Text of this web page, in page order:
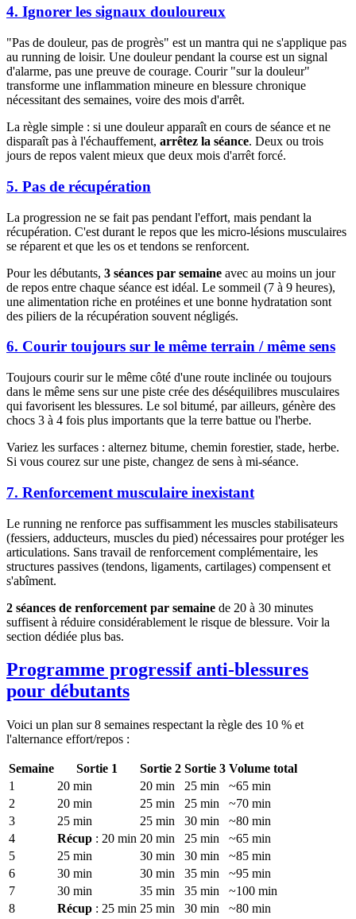
4. Ignorer les signaux douloureux
"Pas de douleur, pas de progrès" est un mantra qui ne s'applique pas
au running de loisir. Une douleur pendant la course est un signal
d'alarme, pas une preuve de courage. Courir "sur la douleur"
transforme une inflammation mineure en blessure chronique
nécessitant des semaines, voire des mois d'arrêt.
La règle simple : si une douleur apparaît en cours de séance et ne
disparaît pas à l'échauffement, arrêtez la séance. Deux ou trois
jours de repos valent mieux que deux mois d'arrêt forcé.
5. Pas de récupération
La progression ne se fait pas pendant l'effort, mais pendant la
récupération. C'est durant le repos que les micro-lésions musculaires
se réparent et que les os et tendons se renforcent.
Pour les débutants, 3 séances par semaine avec au moins un jour
de repos entre chaque séance est idéal. Le sommeil (7 à 9 heures),
une alimentation riche en protéines et une bonne hydratation sont
des piliers de la récupération souvent négligés.
6. Courir toujours sur le même terrain / même sens
Toujours courir sur le même côté d'une route inclinée ou toujours
dans le même sens sur une piste crée des déséquilibres musculaires
qui favorisent les blessures. Le sol bitumé, par ailleurs, génère des
chocs 3 à 4 fois plus importants que la terre battue ou l'herbe.
Variez les surfaces : alternez bitume, chemin forestier, stade, herbe.
Si vous courez sur une piste, changez de sens à mi-séance.
7. Renforcement musculaire inexistant
Le running ne renforce pas suffisamment les muscles stabilisateurs
(fessiers, adducteurs, muscles du pied) nécessaires pour protéger les
articulations. Sans travail de renforcement complémentaire, les
structures passives (tendons, ligaments, cartilages) compensent et
s'abîment.
2 séances de renforcement par semaine de 20 à 30 minutes
suffisent à réduire considérablement le risque de blessure. Voir la
section dédiée plus bas.
Programme progressif anti-blessures
pour débutants
Voici un plan sur 8 semaines respectant la règle des 10 % et
l'alternance effort/repos :
Semaine Sortie 1 Sortie 2 Sortie 3 Volume total
1
20 min 20 min 25 min
~65 min
2
20 min 25 min 25 min
~70 min
3
25 min 25 min 30 min
~80 min
4
Récup : 20 min 20 min 25 min
~65 min
5
25 min 30 min 30 min
~85 min
6
30 min 30 min 35 min
~95 min
7
30 min 35 min 35 min
~100 min
8
Récup : 25 min 25 min 30 min ~80 min